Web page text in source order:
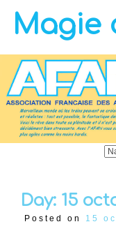
Magie
Day: 15
Posted on 15